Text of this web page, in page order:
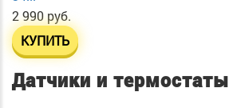
2 990 руб.
КУПИТЬ
Датчики и термостаты